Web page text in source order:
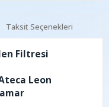
Taksit Seçenekleri
Filtresi
Leon